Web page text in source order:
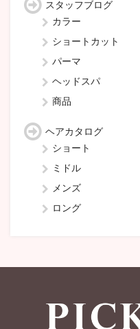
スタッフブログ
カラー
ショートカット
パーマ
ヘッドスパ
商品
ヘアカタログ
ショート
ミドル
メンズ
ロング